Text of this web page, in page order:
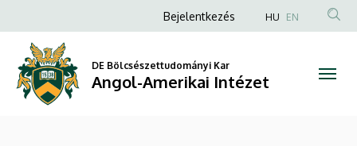
mesterképzés
(MA),
nappali
a
tartalomra
Anonim
fiók
menüje
Bejelentkezés HU EN
DE Bölcsészettudományi Kar
Angol-Amerikai Intézet